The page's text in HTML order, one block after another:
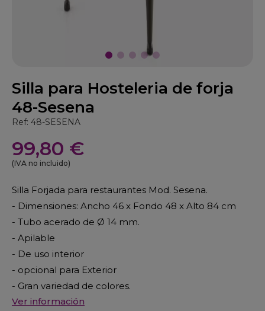
Silla para Hosteleria de forja
48-Sesena
Ref: 48-SESENA
99,80 €
(IVA no incluido)
Silla Forjada para restaurantes Mod. Sesena.
- Dimensiones: Ancho 46 x Fondo 48 x Alto 84 cm
- Tubo acerado de Ø 14 mm.
- Apilable
- De uso interior
- opcional para Exterior
- Gran variedad de colores.
Ver información